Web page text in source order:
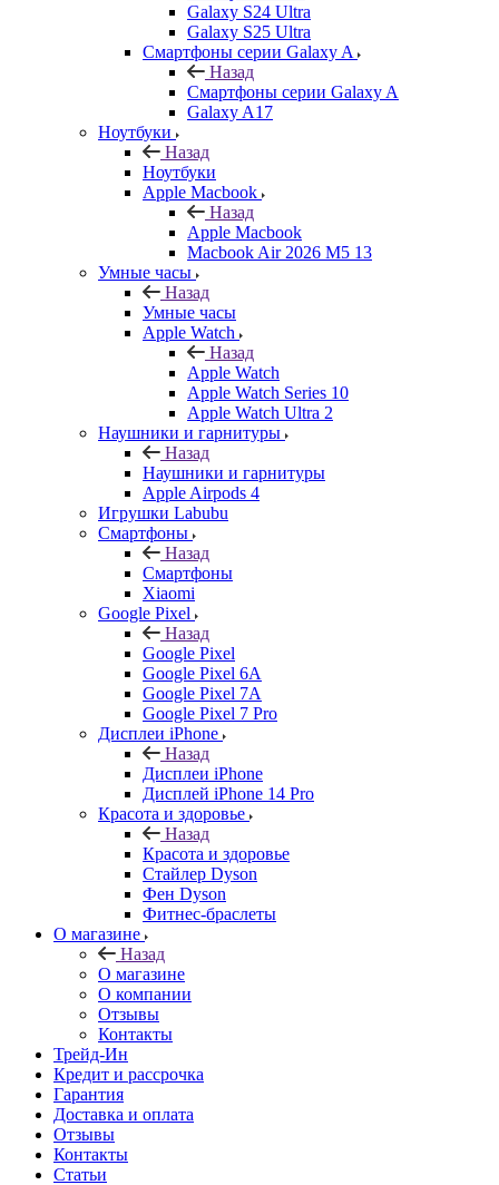
Galaxy S24 Ultra
Galaxy S25 Ultra
Смартфоны серии Galaxy A
Назад
Смартфоны серии Galaxy A
Galaxy A17
Ноутбуки
Назад
Ноутбуки
Apple Macbook
Назад
Apple Macbook
Macbook Air 2026 M5 13
Умные часы
Назад
Умные часы
Apple Watch
Назад
Apple Watch
Apple Watch Series 10
Apple Watch Ultra 2
Наушники и гарнитуры
Назад
Наушники и гарнитуры
Apple Airpods 4
Игрушки Labubu
Смартфоны
Назад
Смартфоны
Xiaomi
Google Pixel
Назад
Google Pixel
Google Pixel 6A
Google Pixel 7А
Google Pixel 7 Pro
Дисплеи iPhone
Назад
Дисплеи iPhone
Дисплей iPhone 14 Pro
Красота и здоровье
Назад
Красота и здоровье
Стайлер Dyson
Фен Dyson
Фитнес-браслеты
О магазине
Назад
О магазине
О компании
Отзывы
Контакты
Трейд-Ин
Кредит и рассрочка
Гарантия
Доставка и оплата
Отзывы
Контакты
Статьи